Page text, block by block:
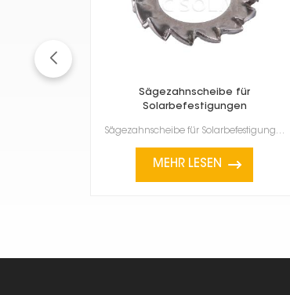
Sägezahnscheibe für
Solarbefestigungen
Sägezahnscheibe für Solarbefestigungen is super important for keeping solar panels attached securely...
MEHR LESEN